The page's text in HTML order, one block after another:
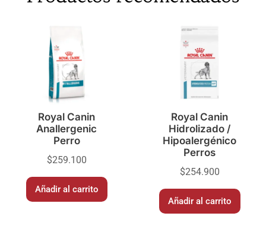
Royal Canin
Anallergenic
Perro
$259.100
Añadir al carrito
Royal Canin
Hidrolizado /
Hipoalergénico
Perros
$254.900
Añadir al carrito